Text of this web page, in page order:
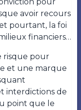
avoir recours
pourtant, la foi
financiers…
risque pour
et une marque
interdictions de
point que le